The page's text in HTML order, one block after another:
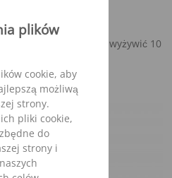
plików
cookie, aby
możliwą
strony.
pliki cookie,
do
strony i
mieszalnika można wyżywić 10
KM (18 kW)